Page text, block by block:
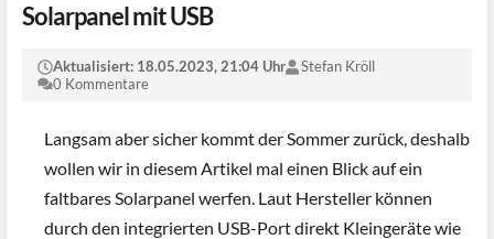
Solarpanel mit USB
Aktualisiert: 18.05.2023, 21:04 Uhr
Stefan Kröll
0 Kommentare
Langsam aber sicher kommt der Sommer zurück, deshalb
wollen wir in diesem Artikel mal einen Blick auf ein
faltbares Solarpanel werfen. Laut Hersteller können
durch den integrierten USB-Port direkt Kleingeräte wie